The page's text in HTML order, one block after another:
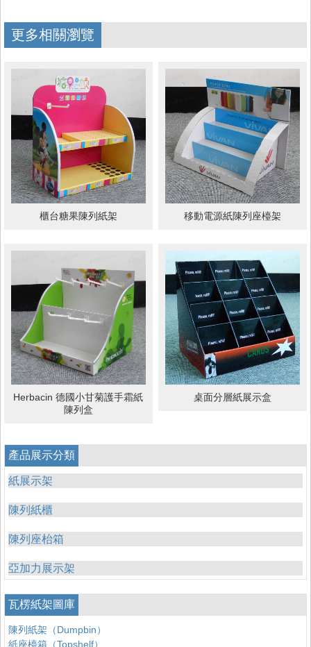
更多相關瀏覽
櫃台糖果陳列紙架 移動電源紙陳列座檯架
Herbacin 德國小甘菊護手霜紙
陳列盒
桌面分層紙展示盒
產品展示分類
紙展示架
陳列紙櫃
陳列座枱箱
亞加力展示架
瓦楞紙架圖庫
陳列紙架（Dumpbin）
紙座檯箱（Topshelf）